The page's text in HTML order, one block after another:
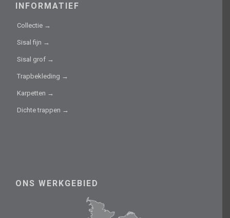
INFORMATIEF
Collectie →
Sisal fijn →
Sisal grof →
Trapbekleding →
Karpetten →
Dichte trappen →
ONS WERKGEBIED